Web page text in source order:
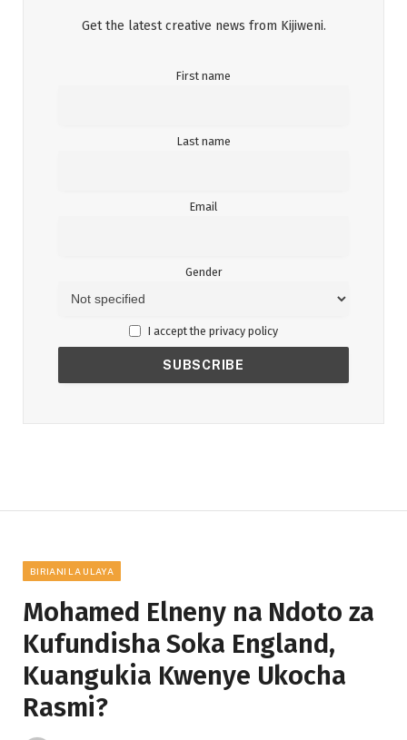
Get the latest creative news from Kijiweni.
First name
Last name
Email
Gender
I accept the privacy policy
BIRIANI LA ULAYA
Mohamed Elneny na Ndoto za
Kufundisha Soka England,
Kuangukia Kwenye Ukocha
Rasmi?